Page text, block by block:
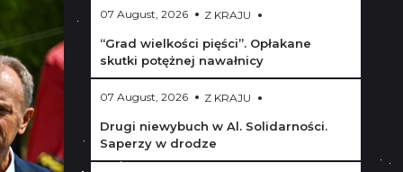
07 August, 2026 Z KRAJU
“Grad wielkości pięści”. Opłakane
skutki potężnej nawałnicy
07 August, 2026 Z KRAJU
Drugi niewybuch w Al. Solidarności.
Saperzy w drodze